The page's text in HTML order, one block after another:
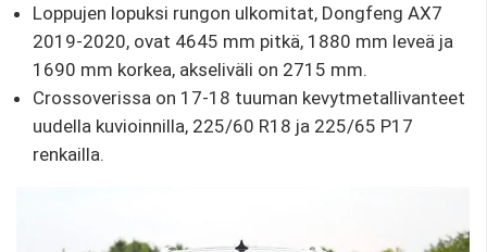
Loppujen lopuksi rungon ulkomitat, Dongfeng AX7
2019-2020, ovat 4645 mm pitkä, 1880 mm leveä ja
1690 mm korkea, akseliväli on 2715 mm.
Crossoverissa on 17-18 tuuman kevytmetallivanteet
uudella kuvioinnilla, 225/60 R18 ja 225/65 P17
renkailla.